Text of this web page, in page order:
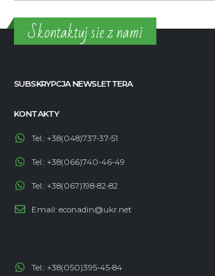
Skontaktuj sie z nami
SUBSKRYPCJA NEWSLETTERA
KONTAKTY
Tel.: +38(048)737-37-51
Tel.: +38(066)740-46-49
Tel.: +38(067)198-82-82
Email: econadin@ukr.net
Tel.: +38(050)395-45-84